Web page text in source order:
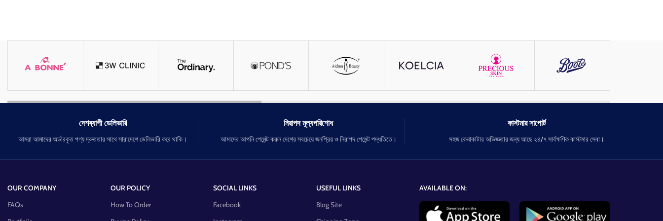
দেশব্যাপী ডেলিভারি
আমরা আমাদের অর্ডারকৃত পণ্য দ্রুততার সাথে সারাদেশে ডেলিভারি করে থাকি।
নিরাপদ মূল্যপরিশোধ
আমাদের আপনি পেমেন্ট করুন দেশের সবচেয়ে জনপ্রিয় ও নিরাপদ পেমেন্ট পদ্ধতিতে।
কাস্টমার সাপোর্ট
সহজ কেনাকাটার অভিজ্ঞতার জন্য আছে ২৪/৭ সার্বক্ষণিক কাস্টমার সেবা।
OUR COMPANY
FAQs
OUR POLICY
How To Order
SOCIAL LINKS
Facebook
USEFUL LINKS
Blog Site
AVAILABLE ON: